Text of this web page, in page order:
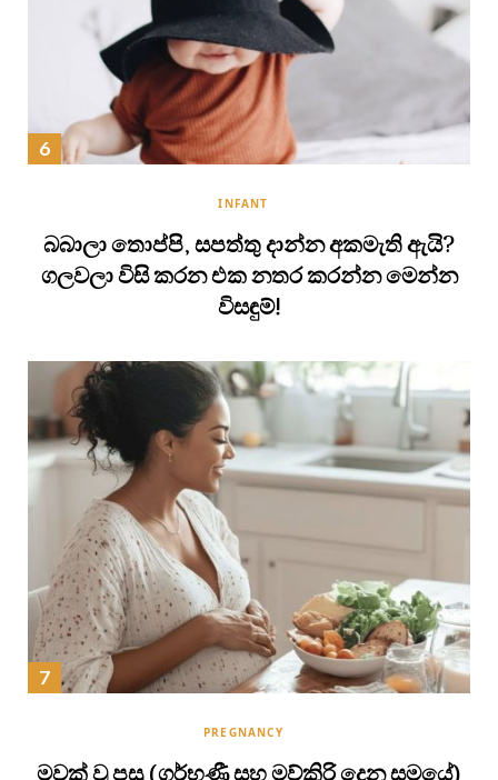
INFANT
බබාලා තොප්පි, සපත්තු දාන්න අකමැති ඇයි?
ගලවලා විසි කරන එක නතර කරන්න මෙන්න
විසඳුම්!
PREGNANCY